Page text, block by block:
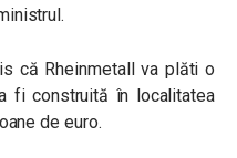
că Rheinmetall va plăti o
fi construită în localitatea
de euro.